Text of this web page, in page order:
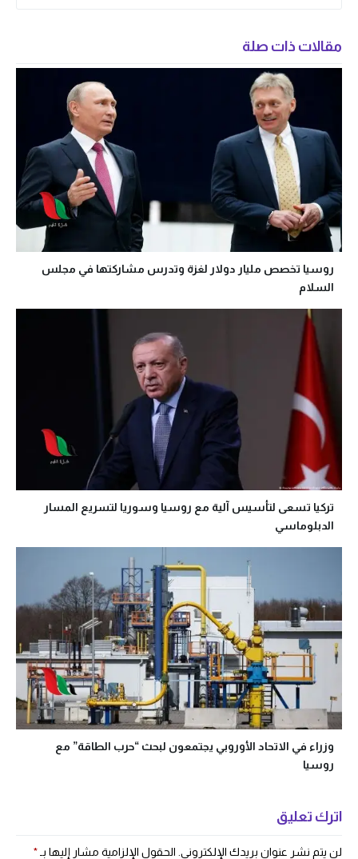
مقالات ذات صلة
روسيا تخصص مليار دولار لغزة وتدرس مشاركتها في مجلس
السلام
تركيا تسعى لتأسيس آلية مع روسيا وسوريا لتسريع المسار
الدبلوماسي
وزراء في الاتحاد الأوروبي يجتمعون لبحث “حرب الطاقة” مع
روسيا
اترك تعليق
لن يتم نشر عنوان بريدك الإلكتروني. الحقول الإلزامية مشار إليها بـ *